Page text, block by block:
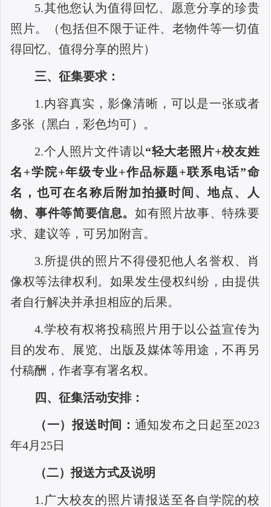
5.其他您认为值得回忆、愿意分享的珍贵
照片。（包括但不限于证件、老物件等一切值
得回忆、值得分享的照片）
三、征集要求：
1.内容真实，影像清晰，可以是一张或者
多张（黑白，彩色均可）。
2.个人照片文件请以“轻大老照片+校友姓
名+学院+年级专业+作品标题+联系电话”命
名，也可在名称后附加拍摄时间、地点、人
物、事件等简要信息。如有照片故事、特殊要
求、建议等，可另加附言。
3.所提供的照片不得侵犯他人名誉权、肖
像权等法律权利。如果发生侵权纠纷，由提供
者自行解决并承担相应的后果。
4.学校有权将投稿照片用于以公益宣传为
目的发布、展览、出版及媒体等用途，不再另
付稿酬，作者享有署名权。
四、征集活动安排：
（一）报送时间： 通知发布之日起至2023
年4月25日
（二）报送方式及说明
1.广大校友的照片请报送至各自学院的校